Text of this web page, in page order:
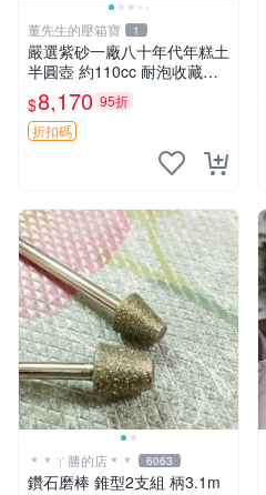
董先生的壓箱寶 1
嚴選紫砂一廠八十年代年糕土
半圓壺 約110cc 耐泡收藏佳
品 實用小器 年糕土 半圓壺
紅泥
$8,170 95折
折扣碼
＊＊ㄚ勝的店＊＊ 6063
鑽石磨棒 錐型2支組 柄3.1m